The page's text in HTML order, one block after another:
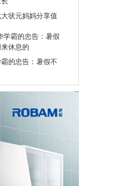
状元妈妈分享值
的忠告：暑假不